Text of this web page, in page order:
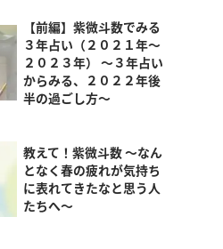
【前編】紫微斗数でみる
３年占い（２０２１年～
２０２３年） ～３年占い
からみる、２０２２年後
半の過ごし方～
教えて！紫微斗数 ～なん
となく春の疲れが気持ち
に表れてきたなと思う人
たちへ～